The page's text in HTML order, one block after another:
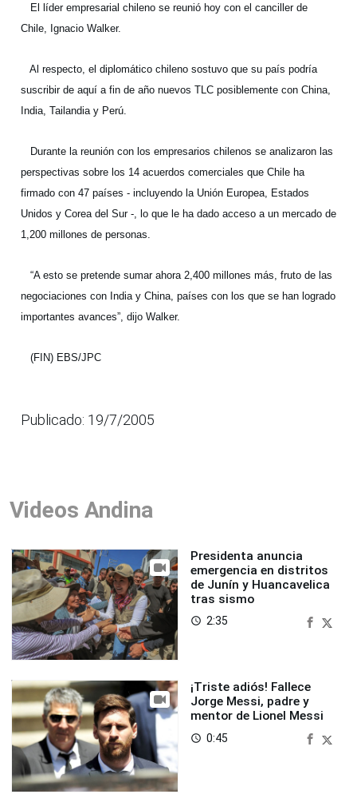
El líder empresarial chileno se reunió hoy con el canciller de
Chile, Ignacio Walker.
Al respecto, el diplomático chileno sostuvo que su país podría
suscribir de aquí a fin de año nuevos TLC posiblemente con China,
India, Tailandia y Perú.
Durante la reunión con los empresarios chilenos se analizaron las
perspectivas sobre los 14 acuerdos comerciales que Chile ha
firmado con 47 países - incluyendo la Unión Europea, Estados
Unidos y Corea del Sur -, lo que le ha dado acceso a un mercado de
1,200 millones de personas.
“A esto se pretende sumar ahora 2,400 millones más, fruto de las
negociaciones con India y China, países con los que se han logrado
importantes avances”, dijo Walker.
(FIN) EBS/JPC
Publicado: 19/7/2005
Videos Andina
Presidenta anuncia
emergencia en distritos
de Junín y Huancavelica
tras sismo
access_time 2:35
¡Triste adiós! Fallece
Jorge Messi, padre y
mentor de Lionel Messi
access_time 0:45